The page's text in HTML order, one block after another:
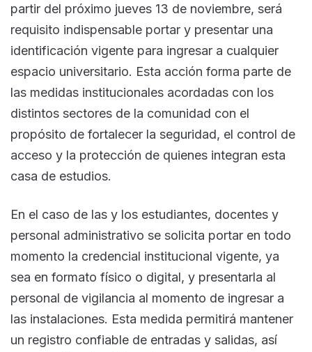
partir del próximo jueves 13 de noviembre, será
requisito indispensable portar y presentar una
identificación vigente para ingresar a cualquier
espacio universitario. Esta acción forma parte de
las medidas institucionales acordadas con los
distintos sectores de la comunidad con el
propósito de fortalecer la seguridad, el control de
acceso y la protección de quienes integran esta
casa de estudios.
En el caso de las y los estudiantes, docentes y
personal administrativo se solicita portar en todo
momento la credencial institucional vigente, ya
sea en formato físico o digital, y presentarla al
personal de vigilancia al momento de ingresar a
las instalaciones. Esta medida permitirá mantener
un registro confiable de entradas y salidas, así